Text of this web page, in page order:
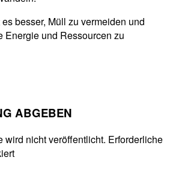
besser, Müll zu vermeiden und
Energie und Ressourcen zu
ABGEBEN
wird nicht veröffentlicht. Erforderliche